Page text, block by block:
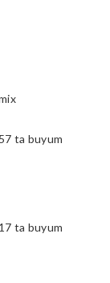
57 ta buyum
17 ta buyum